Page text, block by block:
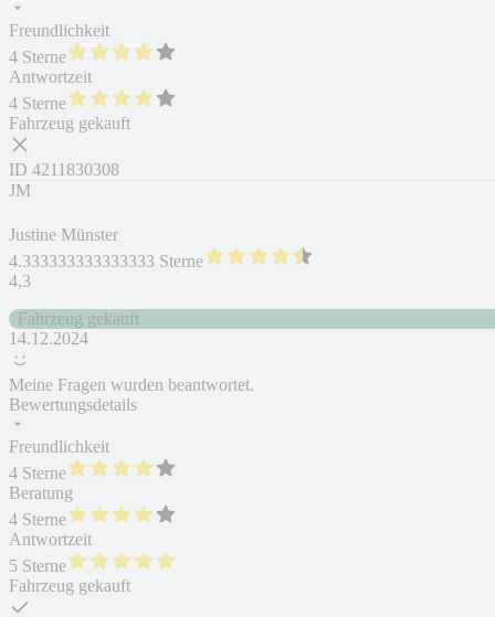
Freundlichkeit
4 Sterne
Antwortzeit
4 Sterne
Fahrzeug gekauft
ID 4211830308
JM
Justine Münster
4.333333333333333 Sterne
4,3
Fahrzeug gekauft
14.12.2024
Meine Fragen wurden beantwortet.
Bewertungsdetails
Freundlichkeit
4 Sterne
Beratung
4 Sterne
Antwortzeit
5 Sterne
Fahrzeug gekauft